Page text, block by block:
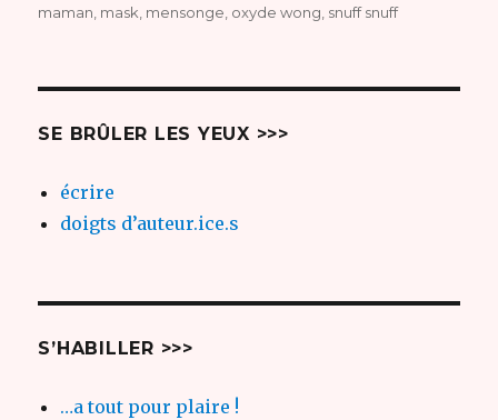
le
maman mask mensonge oxyde wong snuff snuff
SE BRÛLER LES YEUX >>>
écrire
doigts d’auteur.ice.s
S’HABILLER >>>
…a tout pour plaire !